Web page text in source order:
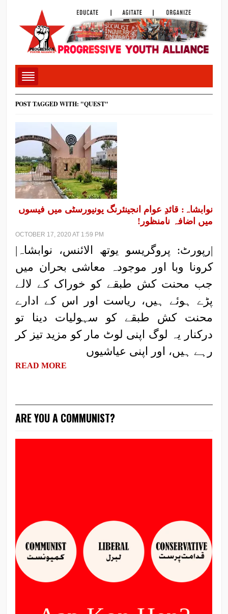
POST TAGGED WITH: "QUEST"
نوابشاہ: قائدِ عوام انجینئرنگ یونیورسٹی میں فیسوں
میں اضافہ نامنظور!
OCTOBER 17, 2020 AT 1:59 PM
|رپورٹ: پروگریسو یوتھ الائنس، نوابشاہ|
کرونا وبا اور موجودہ معاشی بحران میں
جب محنت کش طبقے کو خوراک کے لالے
پڑے ہوئے ہیں، ریاست اور اس کے ادارے
محنت کش طبقے کو سہولیات دینا تو
درکنار یہ لوگ اپنی لوٹ مار کو مزید تیز کر
رہے ہیں، اور اپنی عیاشیوں
READ MORE
ARE YOU A COMMUNIST?